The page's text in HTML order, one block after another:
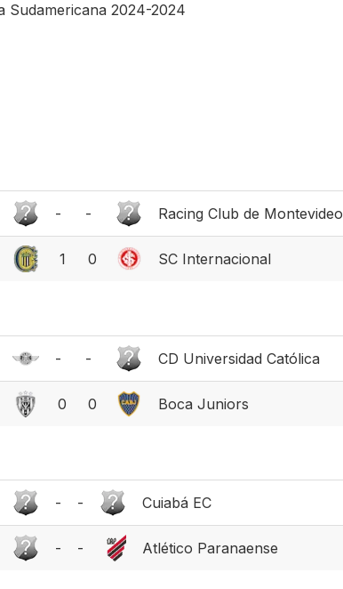
Sudamericana 2024-2024
- - Racing Club de Montevideo
1 0 SC Internacional
- - CD Universidad Católica
0 0 Boca Juniors
- - Cuiabá EC
- - Atlético Paranaense